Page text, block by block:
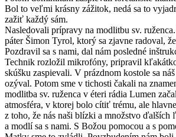
Bol to veľmi krásny zážitok, nedá sa to
zažiť každý sám.
Nasledovali prípravy na modlitbu sv.
páter Šimon Tyrol, ktorý sa zjavne radoval,
Pozdravil sa s nami, dal nám posledné
Technik rozložil mikrofóny, pripravil kľakátko
skúšku zaspievali. V prázdnom kostole sa
ozýval. Potom sme v tichosti čakali na
modlitba sv. ruženca v éteri rádia Lumen
atmosféra, v ktorej bolo cítiť trému, ale
z toho, že nás naši blízki a množstvo ďalších
a modlí sa s nami. S Božou pomocou a s